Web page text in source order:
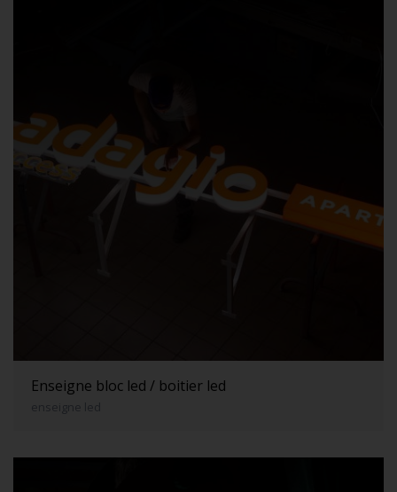
Enseigne bloc led / boitier led
enseigne led